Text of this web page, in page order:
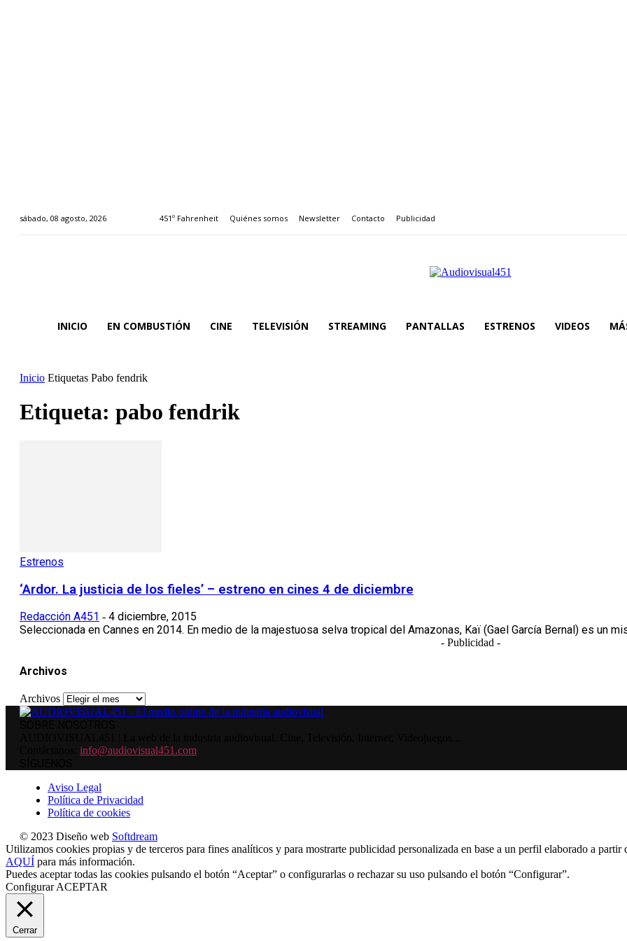
sábado, 08 agosto, 2026 451º Fahrenheit Quiénes somos Newsletter Contacto Publicidad
INICIO EN COMBUSTIÓN CINE TELEVISIÓN STREAMING PANTALLAS ESTRENOS VIDEOS
Inicio Etiquetas Pabo fendrik
Etiqueta: pabo fendrik
Estrenos
‘Ardor. La justicia de los fieles’ – estreno en cines 4 de diciembre
Redacción A451 - 4 diciembre, 2015
Seleccionada en Cannes en 2014. En medio de la majestuosa selva tropical del Amazonas, Kaï (Gael García Bernal) es un
- Publicidad -
Archivos
Archivos
info@audiovisual451.com
Aviso Legal
Política de Privacidad
Política de cookies
© 2023 Diseño web Softdream
Utilizamos cookies propias y de terceros para fines analíticos y para mostrarte publicidad personalizada en base a un perfil elaborado a
AQUÍ para más información.
Puedes aceptar todas las cookies pulsando el botón “Aceptar” o configurarlas o rechazar su uso pulsando el botón “Configurar”.
Configurar ACEPTAR
Cerrar